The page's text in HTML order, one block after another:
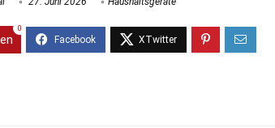
0